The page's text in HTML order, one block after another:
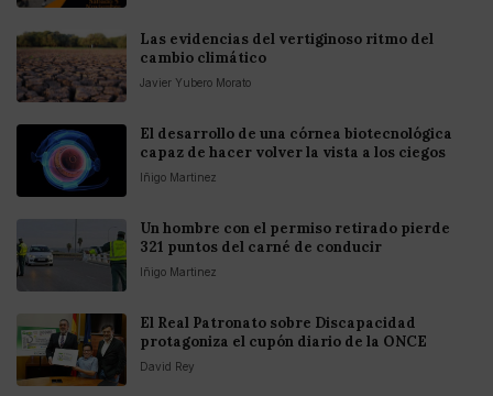
Las evidencias del vertiginoso ritmo del
cambio climático
Javier Yubero Morato
El desarrollo de una córnea biotecnológica
capaz de hacer volver la vista a los ciegos
Iñigo Martinez
Un hombre con el permiso retirado pierde
321 puntos del carné de conducir
Iñigo Martinez
El Real Patronato sobre Discapacidad
protagoniza el cupón diario de la ONCE
David Rey